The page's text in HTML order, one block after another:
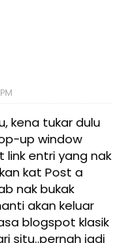
kena tukar dulu
up window
link entri yang nak
kat Post a
nak bukak
akan keluar
blogspot klasik
situ..pernah jadi